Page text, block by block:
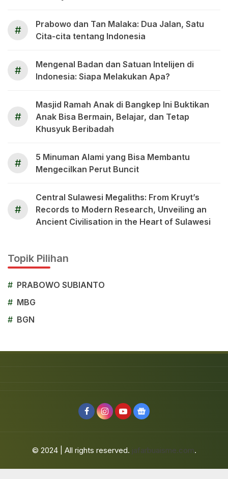
#
Prabowo dan Tan Malaka: Dua Jalan, Satu
Cita-cita tentang Indonesia
#
Mengenal Badan dan Satuan Intelijen di
Indonesia: Siapa Melakukan Apa?
#
Masjid Ramah Anak di Bangkep Ini Buktikan
Anak Bisa Bermain, Belajar, dan Tetap
Khusyuk Beribadah
#
5 Minuman Alami yang Bisa Membantu
Mengecilkan Perut Buncit
#
Central Sulawesi Megaliths: From Kruyt’s
Records to Modern Research, Unveiling an
Ancient Civilisation in the Heart of Sulawesi
Topik Pilihan
# PRABOWO SUBIANTO
# MBG
# BGN
© 2024 | All rights reserved. jafarbuaisme.com.